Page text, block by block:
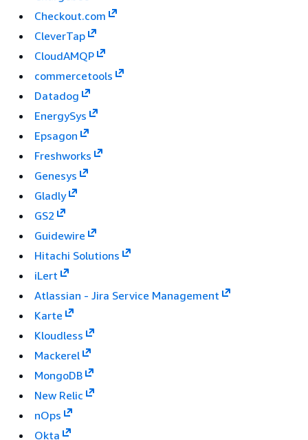
Checkout.com
CleverTap
CloudAMQP
commercetools
Datadog
EnergySys
Epsagon
Freshworks
Genesys
Gladly
GS2
Guidewire
Hitachi Solutions
iLert
Atlassian - Jira Service Management
Karte
Kloudless
Mackerel
MongoDB
New Relic
nOps
Okta